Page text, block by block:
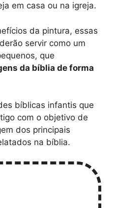
em casa ou na igreja.
da pintura, essas
servir como um
que
da bíblia de forma
bíblicas infantis que
com o objetivo de
dos principais
na bíblia.